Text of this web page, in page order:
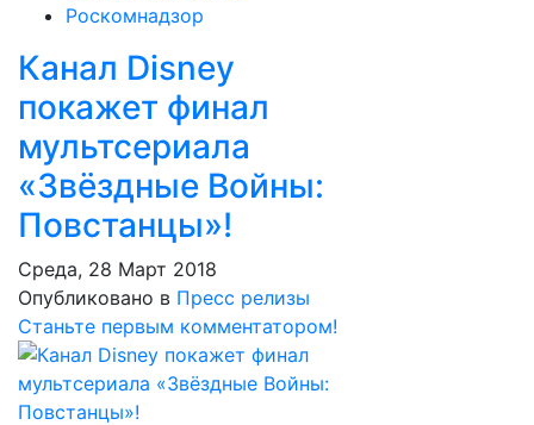
Роскомнадзор
Канал Disney
покажет финал
мультсериала
«Звёздные Войны:
Повстанцы»!
Среда, 28 Март 2018
Опубликовано в Пресс релизы
Станьте первым комментатором!